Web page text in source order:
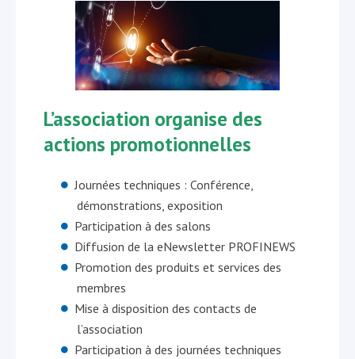
L’association organise des
actions promotionnelles
Journées techniques : Conférence,
démonstrations, exposition
Participation à des salons
Diffusion de la eNewsletter PROFINEWS
Promotion des produits et services des
membres
Mise à disposition des contacts de
l’association
Participation à des journées techniques